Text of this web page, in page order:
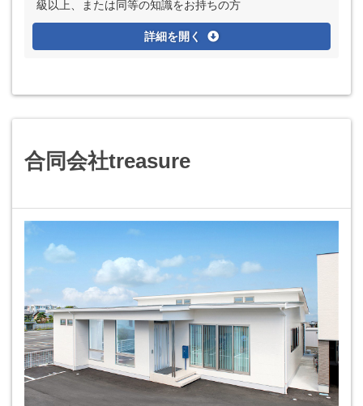
級以上、または同等の知識をお持ちの方
詳細を開く
合同会社treasure